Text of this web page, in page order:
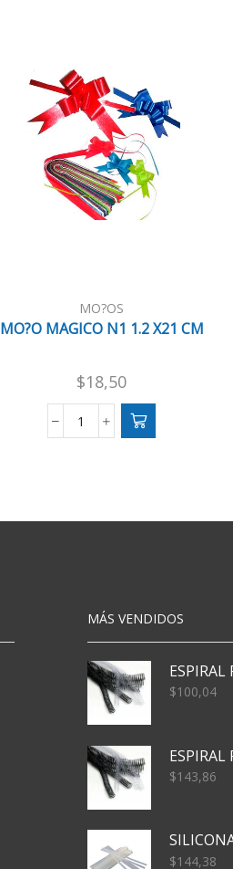
MO?OS
MO?O MAGICO N1 1.2 X21 CM
$18,50
MO?
X21
MÁS VENDIDOS
$100,04
$143,86
$144,38